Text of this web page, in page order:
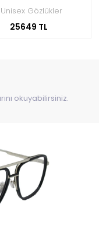
Unisex Gözlükler
25649 TL
okuyabilirsiniz.